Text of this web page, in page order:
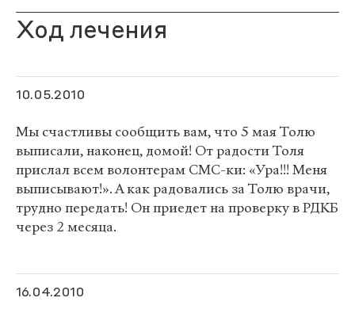
Ход лечения
10.05.2010
Мы счастливы сообщить вам, что 5 мая Толю
выписали, наконец, домой! От радости Толя
прислал всем волонтерам СМС-ки: «Ура!!! Меня
выписывают!». А как радовались за Толю врачи,
трудно передать! Он приедет на проверку в РДКБ
через 2 месяца.
16.04.2010